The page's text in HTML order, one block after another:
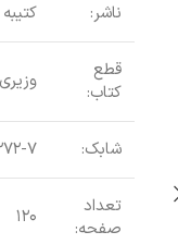
ناشر:
قطع
کتاب:
وزیری
شابک:
تعداد
صفحه:
۱۲۰